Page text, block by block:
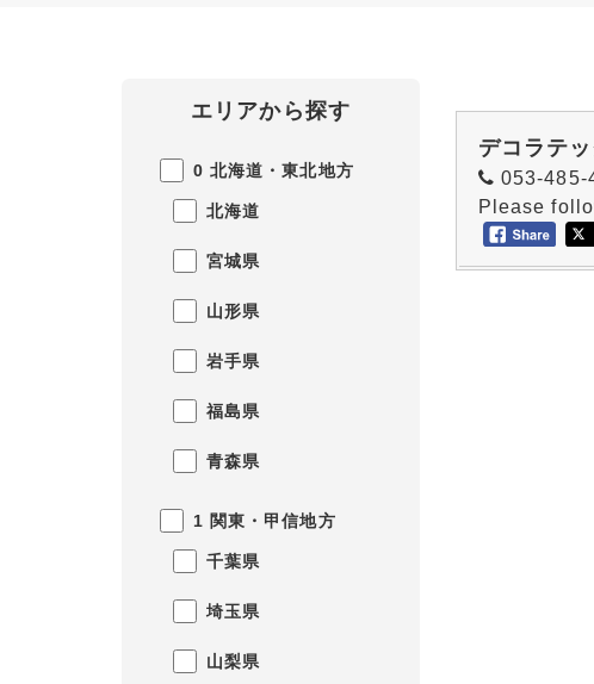
エリアから探す
0 北海道・東北地方
北海道
宮城県
山形県
岩手県
福島県
青森県
1 関東・甲信地方
千葉県
埼玉県
山梨県
デコラテ
053-
Please